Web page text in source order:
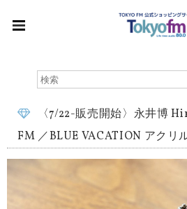
〈7/22-販売開始〉永井博
FM ／BLUE VACATION アクリ